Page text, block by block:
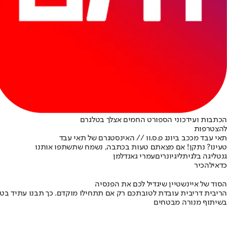
הכתבות ועידכוני הספורט החמים אצלך בטלגרם
להצטרפות
תאי עבד מככב ביונג פ.ס.וו // האינסטגרם של תאי עבד
טעינו? נתקן! אם מצאתם טעות בכתבה, נשמח שתשתפו אותנו
גנטליגה בלגיתליגיונריםעמרי גאנדלמן
כדאילהכיר
הסוד של איינשטיין שיגדיל לכם את הפנסיה
הריבית דריבית עובדת לטובתכם רק אם תתחילו מוקדם. כך תבנו עתיד
בשיתוף מנורה מבטחים